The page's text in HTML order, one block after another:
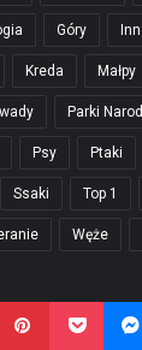
Góry
Kreda Małpy
Parki
Psy Ptaki
Ssaki Top 1
Węże